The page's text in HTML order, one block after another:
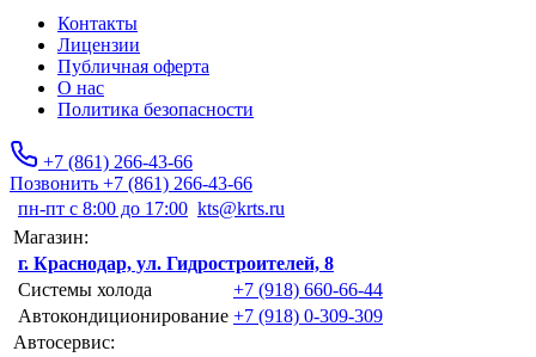
Контакты
Лицензии
Публичная оферта
О нас
Политика безопасности
+7 (861) 266-43-66
Позвонить +7 (861) 266-43-66
пн-пт с 8:00 до 17:00 kts@krts.ru
Магазин:
г. Краснодар, ул. Гидростроителей, 8
Системы холода
+7 (918) 660-66-44
Автокондиционирование +7 (918) 0-309-309
Автосервис: